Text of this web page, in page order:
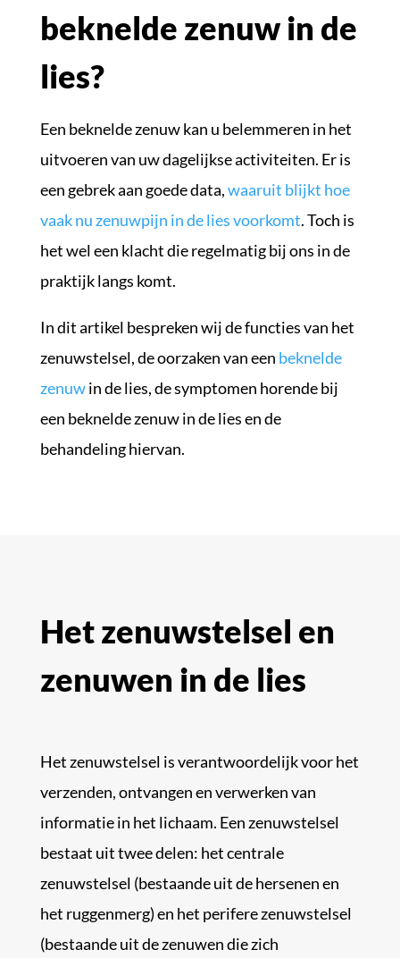
beknelde zenuw in de
lies?
Een beknelde zenuw kan u belemmeren in het
uitvoeren van uw dagelijkse activiteiten. Er is
een gebrek aan goede data,waaruit blijkt hoe
vaak nu zenuwpijn in de lies voorkomt. Toch is
het wel een klacht die regelmatig bij ons in de
praktijk langs komt.
In dit artikel bespreken wij de functies van het
zenuwstelsel, de oorzaken van een beknelde
zenuwin de lies, de symptomen horende bij
een beknelde zenuw in de lies en de
behandeling hiervan.
Het zenuwstelsel en
zenuwen in de lies
Het zenuwstelsel is verantwoordelijk voor het
verzenden, ontvangen en verwerken van
informatie in het lichaam. Een zenuwstelsel
bestaat uit twee delen: het centrale
zenuwstelsel (bestaande uit de hersenen en
het ruggenmerg) en het perifere zenuwstelsel
(bestaande uit de zenuwen die zich